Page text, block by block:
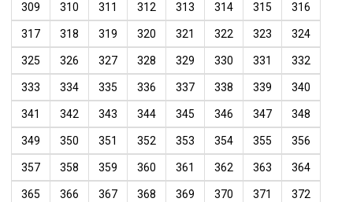
309 310 311 312 313 314 315 316
317 318 319 320 321 322 323 324
325 326 327 328 329 330 331 332
333 334 335 336 337 338 339 340
341 342 343 344 345 346 347 348
349 350 351 352 353 354 355 356
357 358 359 360 361 362 363 364
365 366 367 368 369 370 371 372